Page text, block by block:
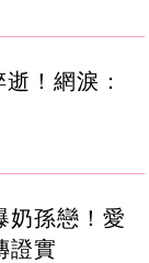
！網淚：
奶孫戀！愛
證實